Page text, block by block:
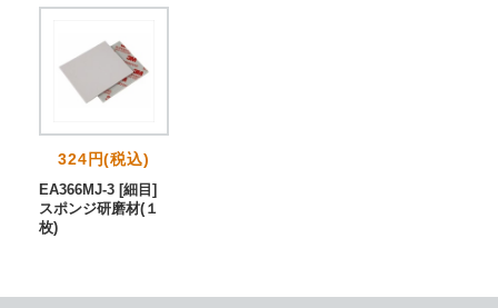
324円(税込)
EA366MJ-3 [細目]
スポンジ研磨材(１
枚)